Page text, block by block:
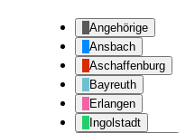
Angehörige
Ansbach
Aschaffenburg
Bayreuth
Erlangen
Ingolstadt